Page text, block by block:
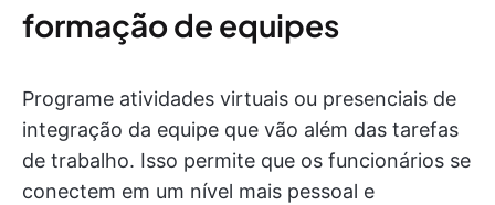
formação de equipes
Programe atividades virtuais ou presenciais de
integração da equipe que vão além das tarefas
de trabalho. Isso permite que os funcionários se
conectem em um nível mais pessoal e